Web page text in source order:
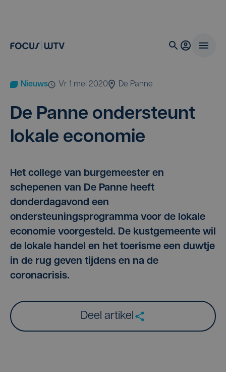
Nieuws vr 1 mei 2020 De Panne
De Pan­ne onder­steunt
loka­le economie
Het college van burgemeester en
schepenen van De Panne heeft
donderdagavond een
ondersteuningsprogramma voor de lokale
economie voorgesteld. De kustgemeente wil
de lokale handel en het toerisme een duwtje
in de rug geven tijdens en na de
coronacrisis.
Deel artikel